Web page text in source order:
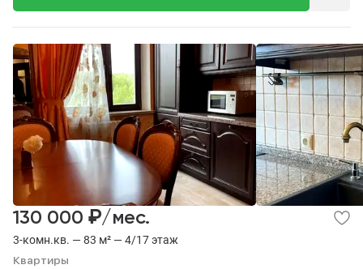
3-комн.кв. — 83 м² — 4/17 этаж
Квартиры
130 000 ₽/мес.